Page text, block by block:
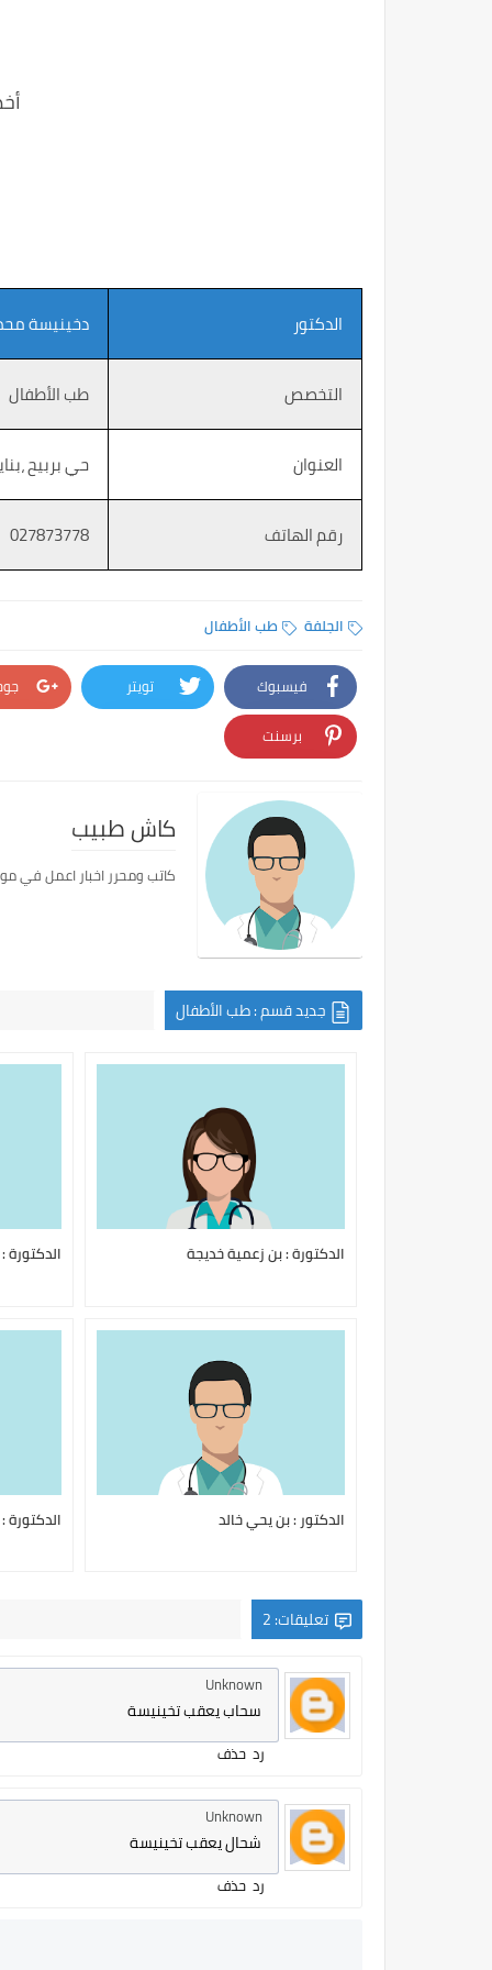
الدكتور دخينيسة
التخصص طب الأطفال
العنوان حي بربيح ،بناية 471 رقم 19 ،
رقم الهاتف 027873778
الجلفة طب الأطفال
فيسبوك تويتر
برسنت
كاش طبيب
كاتب ومحرر اخبار اعمل في
جديد قسم : طب الأطفال
الدكتورة : بن زعمية خديجة الدكتورة
الدكتور : بن يحي خالد
تعليقات: 2
Unknown
سحاب يعقب تخينيسة
رد حذف
Unknown
شحال يعقب تخينيسة
رد حذف